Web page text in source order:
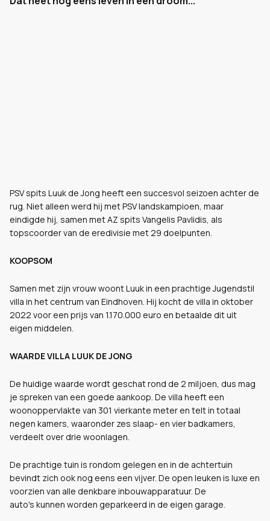
PSV spits Luuk de Jong heeft een succesvol seizoen achter de
rug. Niet alleen werd hij met PSV landskampioen, maar
eindigde hij, samen met AZ spits Vangelis Pavlidis, als
topscoorder van de eredivisie met 29 doelpunten.
KOOPSOM
Samen met zijn vrouw woont Luuk in een prachtige Jugendstil
villa in het centrum van Eindhoven. Hij kocht de villa in oktober
2022 voor een prijs van 1.170.000 euro en betaalde dit uit
eigen middelen.
WAARDE VILLA LUUK DE JONG
De huidige waarde wordt geschat rond de 2 miljoen, dus mag
je spreken van een goede aankoop. De villa heeft een
woonoppervlakte van 301 vierkante meter en telt in totaal
negen kamers, waaronder zes slaap- en vier badkamers,
verdeelt over drie woonlagen.
De prachtige tuin is rondom gelegen en in de achtertuin
bevindt zich ook nog eens een vijver. De open leuken is luxe en
voorzien van alle denkbare inbouwapparatuur. De
auto's kunnen worden geparkeerd in de eigen garage.